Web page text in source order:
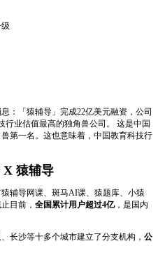
：「猿辅导」完成22亿美元融资，公司
行业估值最高的独角兽公司。 这是中国
第一名。这也意味着，中国教育科技行
X 猿辅导
辅导网课、斑马AI课、猿题库、小猿
目前， 全国累计用户超过4亿，是国内
长沙等十多个城市建立了分支机构， 公